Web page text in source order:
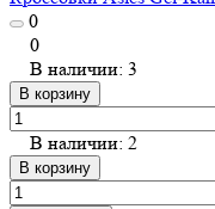
0
0
В наличии: 3
В корзину
В наличии: 2
В корзину